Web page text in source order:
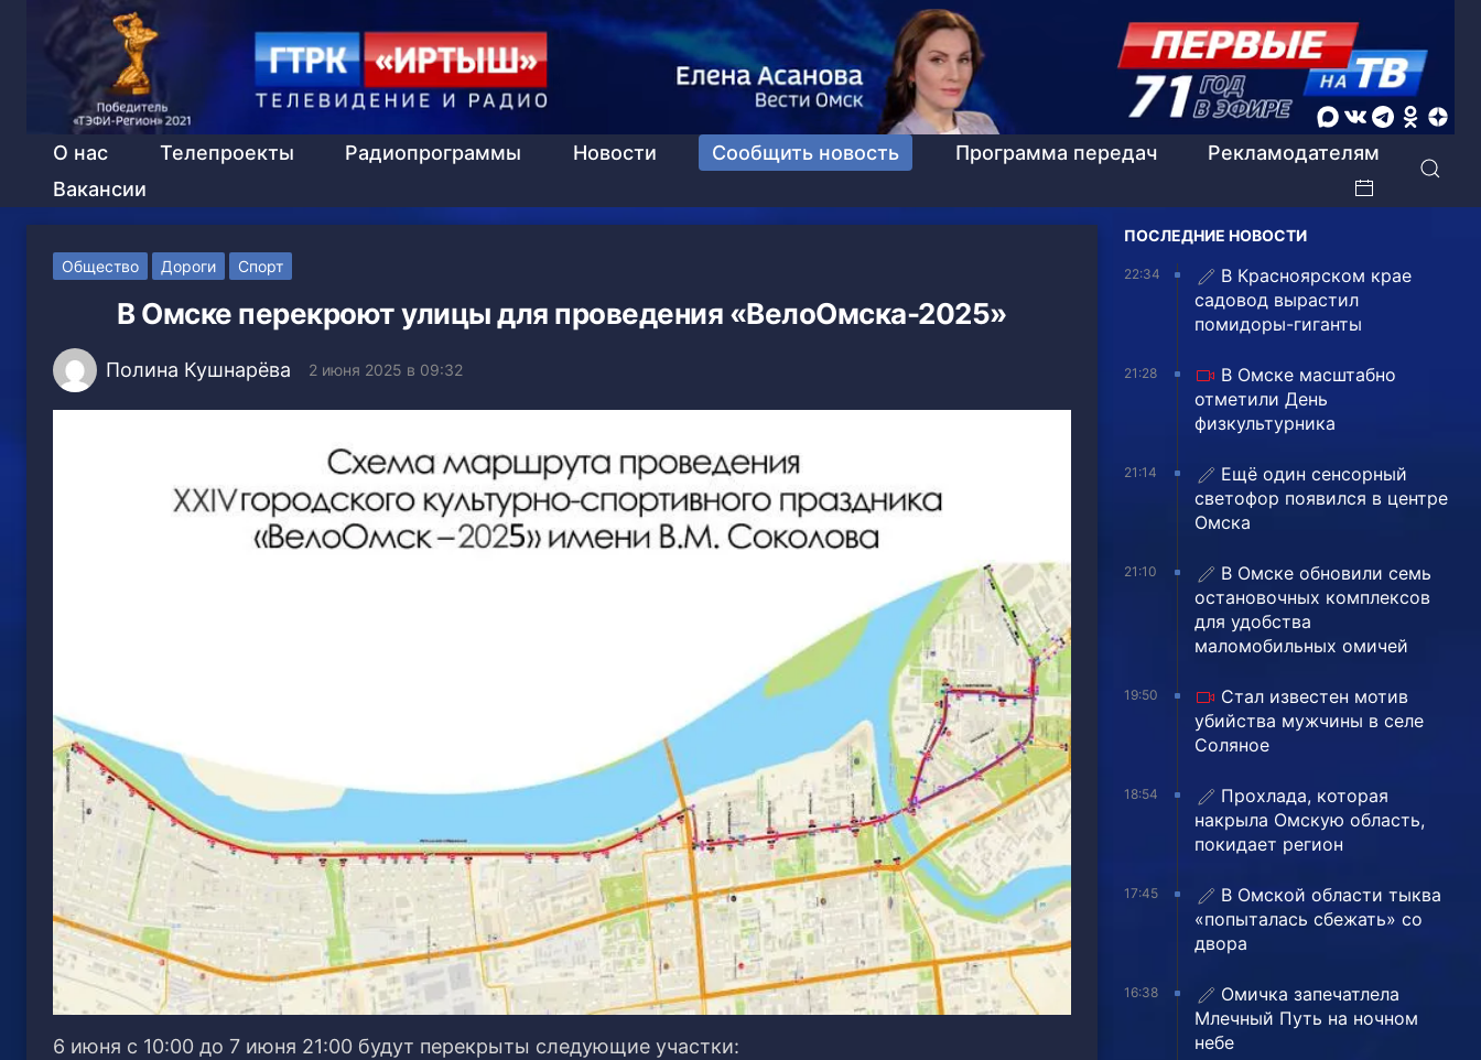
О нас Телепроекты Радиопрограммы Новости Сообщить новость Программа передач
Рекламодателям
Вакансии
Общество Дороги Спорт
В Омске перекроют улицы для проведения «ВелоОмска-2025»
Полина Кушнарёва 2 июня 2025 в 09:32
6 июня с 10:00 до 7 июня 21:00 будут перекрыты следующие участки:
ПОСЛЕДНИЕ НОВОСТИ
22:34
В Красноярском крае
садовод вырастил
помидоры-гиганты
21:28
В Омске масштабно
отметили День
физкультурника
21:14
Ещё один сенсорный
светофор появился в центре
Омска
21:10
В Омске обновили семь
остановочных комплексов
для удобства
маломобильных омичей
19:50
Стал известен мотив
убийства мужчины в селе
Соляное
18:54
Прохлада, которая
накрыла Омскую область,
покидает регион
17:45
В Омской области тыква
«попыталась сбежать» со
двора
16:38
Омичка запечатлела
Млечный Путь на ночном
небе